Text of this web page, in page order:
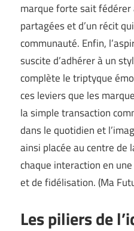
marque forte sait
partagées et d’un récit
communauté. Enfin,
suscite d’adhérer à un
complète le triptyque
ces leviers que les
la simple transaction
dans le quotidien et
ainsi placée au centre
chaque interaction en
et de fidélisation. (Ma
Les piliers de